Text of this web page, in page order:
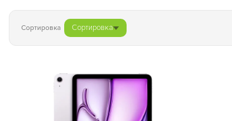
Сортировка Сортировка